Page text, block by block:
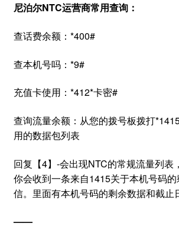
尼泊尔NTC运营商常用查询：
查话费余额：*400#
查本机号吗：*9#
充值卡使用：*412*卡密#
查询流量余额：从您的拨号板拨打
用的数据包列表
回复【4】-会出现NTC的常规流量列表
你会收到一条来自1415关于本机号码
信。里面有本机号码的剩余数据和截止
——